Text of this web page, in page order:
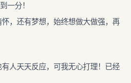
一分！
，还有梦想，始终想做大做强，再
人天天反应，可我无心打理！已经